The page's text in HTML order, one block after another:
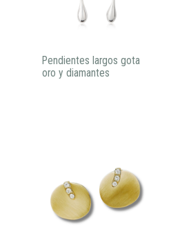
Pendientes largos gota
oro y diamantes